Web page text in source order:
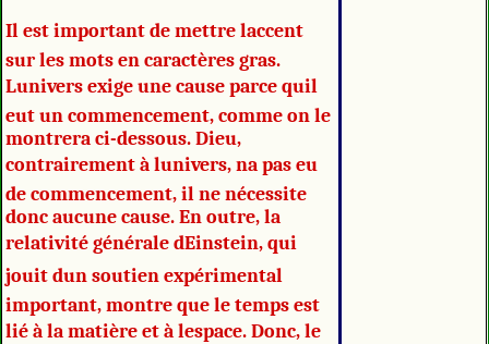
Il est important de mettre laccent
sur les mots en caractères gras.
Lunivers exige une cause parce quil
eut un commencement, comme on le
montrera ci-dessous. Dieu,
contrairement à lunivers, na pas eu
de commencement, il ne nécessite
donc aucune cause. En outre, la
relativité générale dEinstein, qui
jouit dun soutien expérimental
important, montre que le temps est
lié à la matière et à lespace. Donc, le